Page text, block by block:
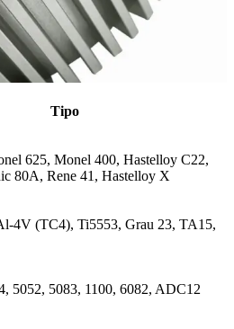
Tipo
625, Monel 400, Hastelloy C22,
80A, Rene 41, Hastelloy X
4V (TC4), Ti5553, Grau 23, TA15,
5052, 5083, 1100, 6082, ADC12